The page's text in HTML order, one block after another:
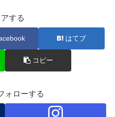
する
はてブ
コピー
ォローする